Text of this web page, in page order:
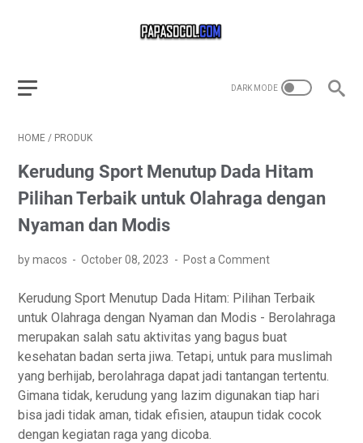
HOME / PRODUK
Kerudung Sport Menutup Dada Hitam
Pilihan Terbaik untuk Olahraga dengan
Nyaman dan Modis
by macos October 08, 2023 Post a Comment
Kerudung Sport Menutup Dada Hitam: Pilihan Terbaik
untuk Olahraga dengan Nyaman dan Modis - Berolahraga
merupakan salah satu aktivitas yang bagus buat
kesehatan badan serta jiwa. Tetapi, untuk para muslimah
yang berhijab, berolahraga dapat jadi tantangan tertentu.
Gimana tidak, kerudung yang lazim digunakan tiap hari
bisa jadi tidak aman, tidak efisien, ataupun tidak cocok
dengan kegiatan raga yang dicoba.